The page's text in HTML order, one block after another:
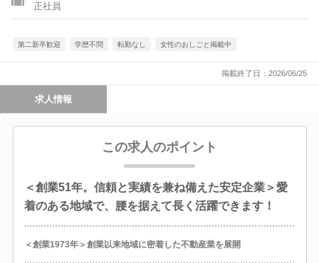
正社員
第二新卒歓迎 学歴不問 転勤なし 女性のおしごと掲載中
掲載終了日：2026/06/25
求人情報
この求人のポイント
＜創業51年。信頼と実績を兼ね備えた安定企業＞愛
着のある地域で、腰を据えて長く活躍できます！
＜創業1973年＞創業以来地域に密着した不動産業を展開